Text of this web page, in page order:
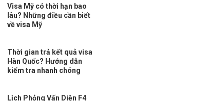
Visa Mỹ có thời hạn bao
lâu? Những điều cần biết
về visa Mỹ
Thời gian trả kết quả visa
Hàn Quốc? Hướng dẫn
kiểm tra nhanh chóng
Lịch Phỏng Vấn Diện F4